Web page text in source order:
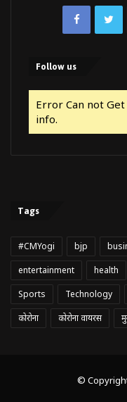
Facebook
Follow us
Error Can not
info.
Tags
#CMYogi bjp
entertainment
health
Sports
Technology
कोरोना
कोरोना वायरस
©